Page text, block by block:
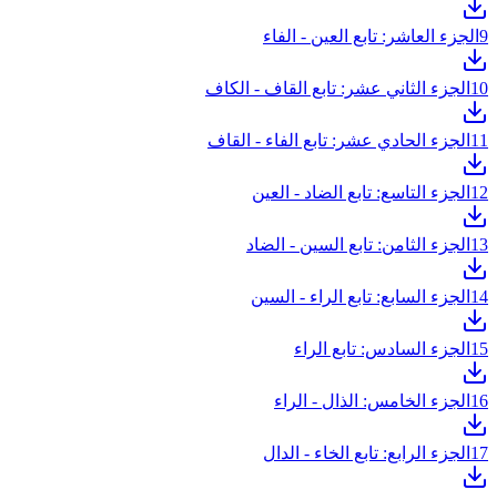
9 الجزء العاشر: تابع العين - الفاء
10 الجزء الثاني عشر: تابع القاف - الكاف
11 الجزء الحادي عشر: تابع الفاء - القاف
12 الجزء التاسع: تابع الضاد - العين
13 الجزء الثامن: تابع السين - الضاد
14 الجزء السابع: تابع الراء - السين
15 الجزء السادس: تابع الراء
16 الجزء الخامس: الذال - الراء
17 الجزء الرابع: تابع الخاء - الدال